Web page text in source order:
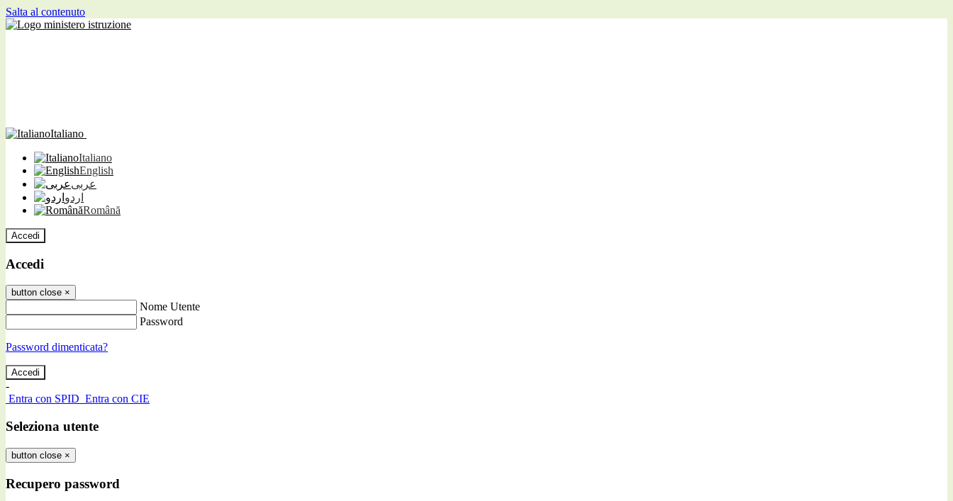
Salta al contenuto
Italiano
Italiano
English
عربى
اردو
Română
Accedi
Accedi
button close ×
Nome Utente
Password
Password dimenticata?
-
Entra con SPID Entra con CIE
Seleziona utente
button close ×
Recupero password